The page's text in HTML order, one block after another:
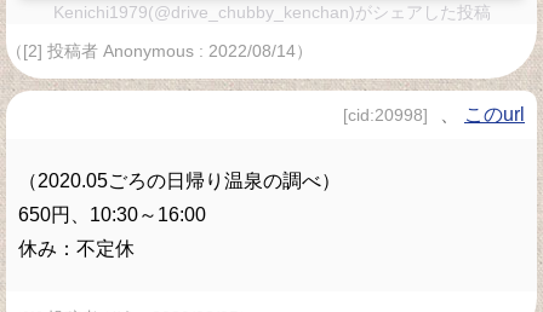
Kenichi1979(@drive_chubby_kenchan)がシェアした投稿
（[2] 投稿者 Anonymous : 2022/08/14）
[cid:20998] このurl
（2020.05ごろの日帰り温泉の調べ）
650円、10:30～16:00
休み：不定休